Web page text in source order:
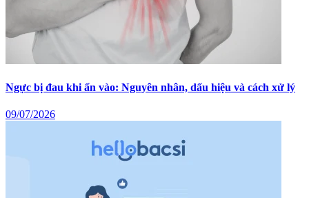
Ngực bị đau khi ấn vào: Nguyên nhân, dấu hiệu và cách xử lý
09/07/2026